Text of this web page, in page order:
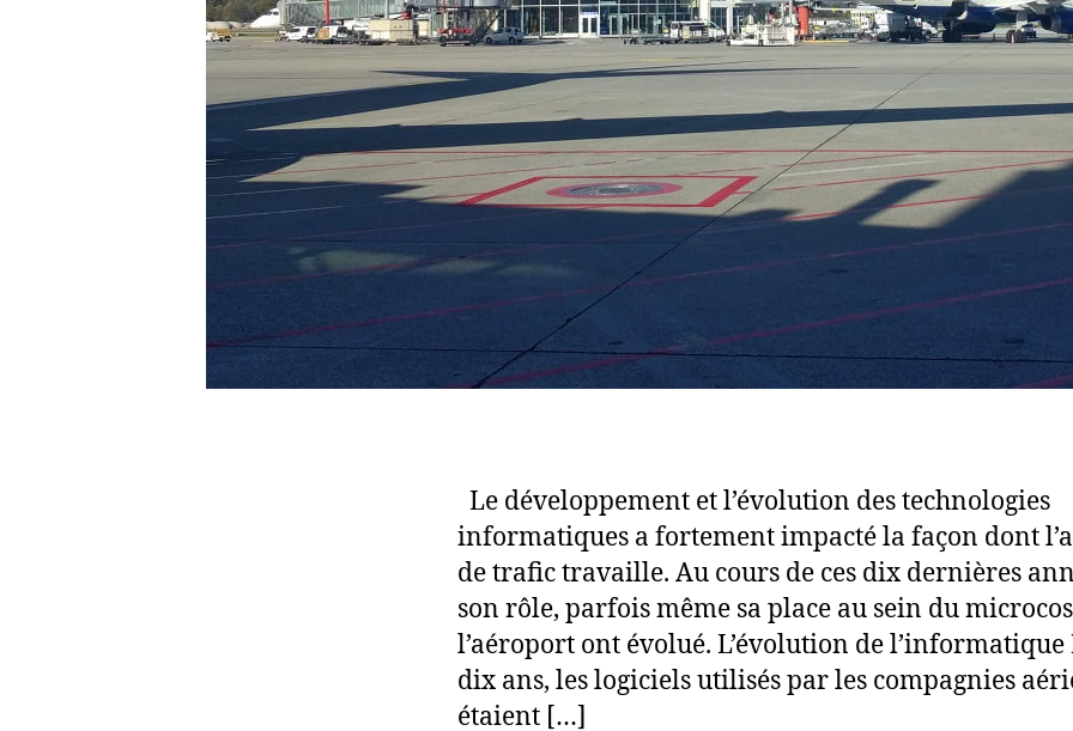
Le développement et l’évolution des technologies
informatiques a fortement impacté la façon dont
de trafic travaille. Au cours de ces dix dernières
son rôle, parfois même sa place au sein du
l’aéroport ont évolué. L’évolution de l’informatique
dix ans, les logiciels utilisés par les compagnies
étaient […]